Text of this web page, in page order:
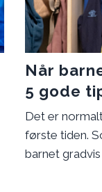
Når
5 gode
Det er
første tiden.
barnet